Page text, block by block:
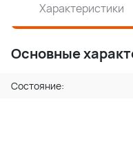
Характеристики
Основные
Состояние: